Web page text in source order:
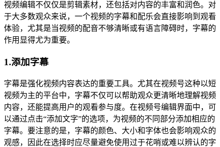
视频编辑不仅仅是剪辑素材，还包括对内容的丰富和润色。对
于大多数观众来说，一个视频的字幕和配乐会直接影响到观看
体验，尤其是当视频的配音不够清晰或有语言障碍时，字幕的
作用显得尤为重要。
1.添加字幕
字幕是强化视频内容表达的重要工具。尤其在视频号这种以短
视频为主的平台中，字幕不仅可以帮助观众更清晰地理解视频
内容，还能提高用户的观看参与度。在视频号编辑界面中，可
以通过点击“添加文字”的选项，为视频的不同部分添加相应的
字幕。要注意的是，字幕的颜色、大小和字体也会影响观众的
观感，因此在选择时应尽量避免使用过于花哨或难以辨认的字